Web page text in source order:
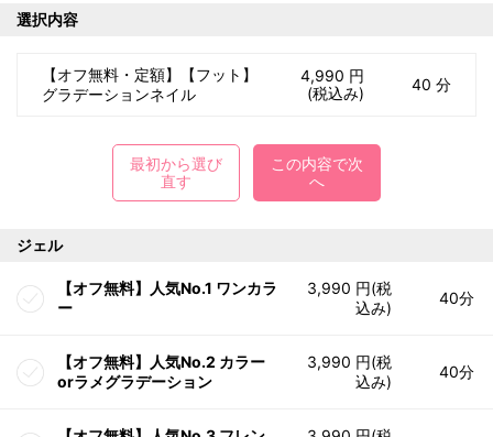
選択内容
【オフ無料・定額】【フット】
グラデーションネイル
4,990 円
(税込み)
40 分
最初から選び
直す
この内容で次
へ
ジェル
【オフ無料】人気No.1 ワンカラ
ー
3,990 円(税
込み)
40分
【オフ無料】人気No.2 カラー
orラメグラデーション
3,990 円(税
込み)
40分